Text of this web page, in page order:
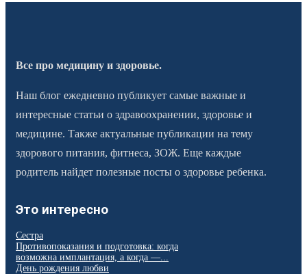
Все про медицину и здоровье.
Наш блог ежедневно публикует самые важные и
интересные статьи о здравоохранении, здоровье и
медицине. Также актуальные публикации на тему
здорового питания, фитнеса, ЗОЖ. Еще каждые
родитель найдет полезные посты о здоровье ребенка.
Это интересно
Сестра
Противопоказания и подготовка: когда
возможна имплантация, а когда —...
День рождения любви